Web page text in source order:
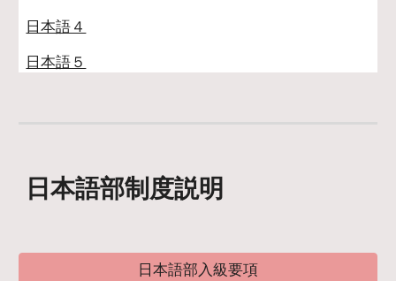
日本語４
日本語５
日本語部制度説明
日本語部入級要項